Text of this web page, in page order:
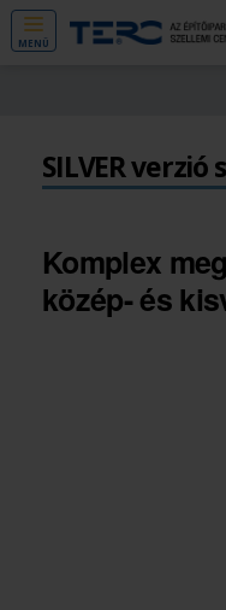
MENÜ
SILVER
Komplex
közép- és